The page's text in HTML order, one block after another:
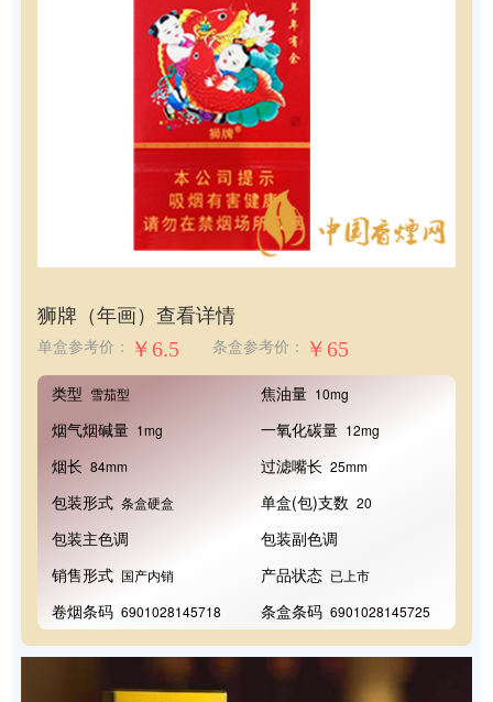
狮牌（年画）查看详情
单盒参考价： ￥6.5 条盒参考价： ￥65
类型 雪茄型 焦油量 10mg
烟气烟碱量 1mg 一氧化碳量 12mg
烟长 84mm 过滤嘴长 25mm
包装形式 条盒硬盒 单盒(包)支数 20
包装主色调
包装副色调
销售形式 国产内销 产品状态 已上市
卷烟条码 6901028145718 条盒条码 6901028145725